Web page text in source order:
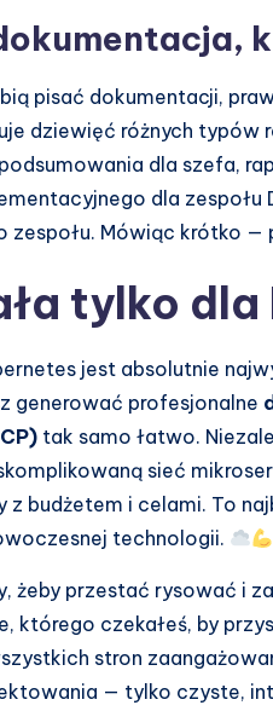
pisać dokumentacji,
dziewięć różnych typów
dla szefa,
dla zespołu
zespołu. Mówiąc krótko
tylko
jest absolutnie
generować profesjonalne
tak samo łatwo.
sieć
z budżetem i celami. To
technologii.
żeby przestać rysować i
którego czekałeś, by
stron
— tylko czyste,